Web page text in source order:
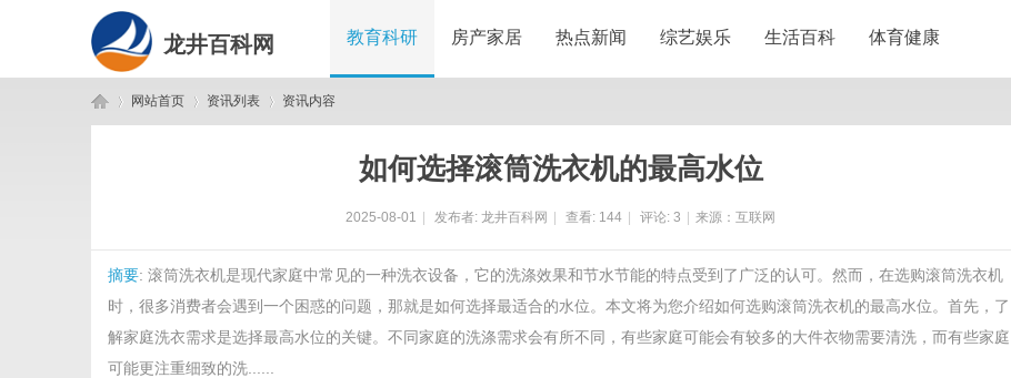
龙井百科网 教育科研 房产家居 热点新闻 综艺娱乐 生活百科 体育健康
网站首页 资讯列表 资讯内容
如何选择滚筒洗衣机的最高水位
2025-08-01 发布者: 龙井百科网 查看: 144 评论: 3 来源：互联网
摘要: 滚筒洗衣机是现代家庭中常见的一种洗衣设备，它的洗涤效果和节水节能的特点受到了广泛的认可。然而，在选购滚筒洗衣机
时，很多消费者会遇到一个困惑的问题，那就是如何选择最适合的水位。本文将为您介绍如何选购滚筒洗衣机的最高水位。首先，了
解家庭洗衣需求是选择最高水位的关键。不同家庭的洗涤需求会有所不同，有些家庭可能会有较多的大件衣物需要清洗，而有些家庭
可能更注重细致的洗......